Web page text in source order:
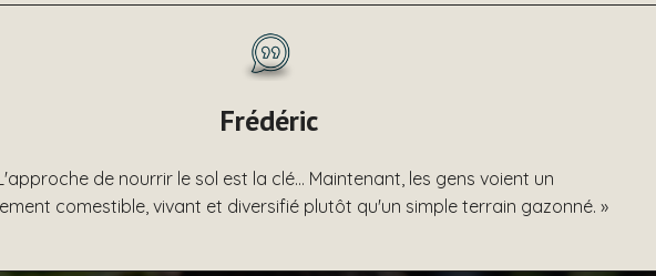
Frédéric
de nourrir le sol est la clé… Maintenant, les gens voient un
comestible, vivant et diversifié plutôt qu'un simple terrain gazonné. »